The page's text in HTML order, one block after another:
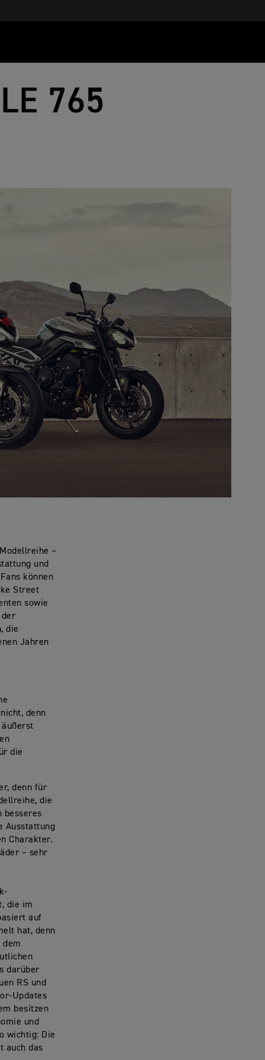
765
–
und
können
Street
sowie
die
Jahren
denn
die
denn für
die
besseres
Ausstattung
Charakter.
– sehr
die im
auf
hat, denn
darüber
RS und
Updates
besitzen
und
wichtig: Die
auch das